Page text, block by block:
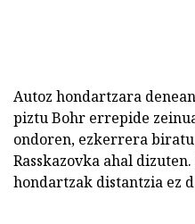
Autoz hondartzara
piztu Bohr errepide
ondoren, ezkerrera
Rasskazovka ahal
hondartzak distantzia ez